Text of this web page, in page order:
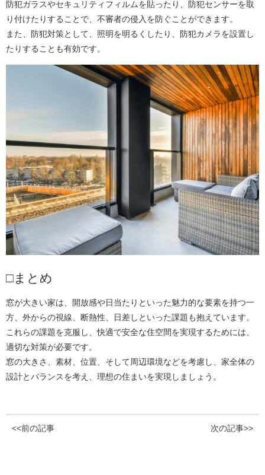
防犯ガラスやセキュリティフィルムを貼ったり、防犯センサーを取
り付けたりすることで、不審者の侵入を防ぐことができます。
また、防犯対策として、照明を明るくしたり、防犯カメラを設置し
たりすることも有効です。
□まとめ
窓が大きい家は、開放感や日当たりといった魅力的な要素を持つ一
方、外からの視線、断熱性、日差しといった課題も抱えています。
これらの課題を克服し、快適で安全な住空間を実現するためには、
適切な対策が必要です。
窓の大きさ、素材、位置、そして周辺環境などを考慮し、家全体の
設計とバランスを考え、理想の住まいを実現しましょう。
<<前の記事 次の記事>>